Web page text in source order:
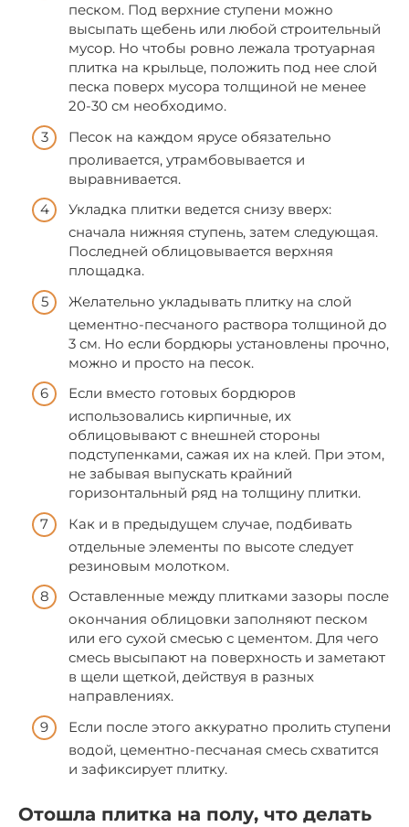
песком. Под верхние ступени можно
высыпать щебень или любой строительный
мусор. Но чтобы ровно лежала тротуарная
плитка на крыльце, положить под нее слой
песка поверх мусора толщиной не менее
20-30 см необходимо.
Песок на каждом ярусе обязательно
проливается, утрамбовывается и
выравнивается.
Укладка плитки ведется снизу вверх:
сначала нижняя ступень, затем следующая.
Последней облицовывается верхняя
площадка.
Желательно укладывать плитку на слой
цементно-песчаного раствора толщиной до
3 см. Но если бордюры установлены прочно,
можно и просто на песок.
Если вместо готовых бордюров
использовались кирпичные, их
облицовывают с внешней стороны
подступенками, сажая их на клей. При этом,
не забывая выпускать крайний
горизонтальный ряд на толщину плитки.
Как и в предыдущем случае, подбивать
отдельные элементы по высоте следует
резиновым молотком.
Оставленные между плитками зазоры после
окончания облицовки заполняют песком
или его сухой смесью с цементом. Для чего
смесь высыпают на поверхность и заметают
в щели щеткой, действуя в разных
направлениях.
Если после этого аккуратно пролить ступени
водой, цементно-песчаная смесь схватится
и зафиксирует плитку.
Отошла плитка на полу, что делать